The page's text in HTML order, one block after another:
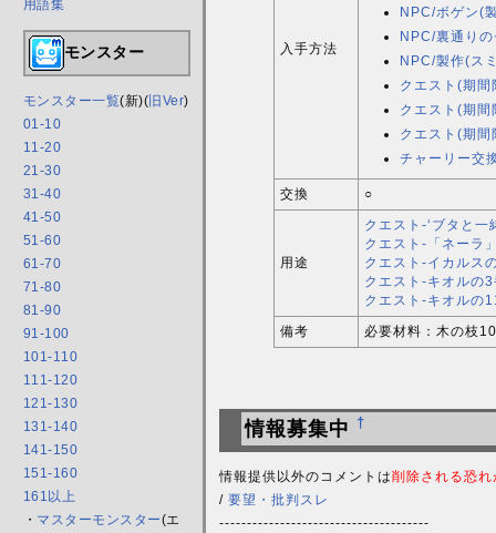
用語集
モンスター
モンスター一覧(新)( 旧Ver)
01-10
11-20
21-30
31-40
41-50
51-60
61-70
71-80
81-90
91-100
101-110
111-120
121-130
131-140
141-150
151-160
161以上
・ マスターモンスター(エ
入手方法
NPC/ボゲン(
NPC/裏通り
NPC/製作(ス
クエスト(期
クエスト(期
クエスト(期
チャーリー交
交換 ○
用途
クエスト-‘ブタと一
クエスト-「ネーラ
クエスト-イカルス
クエスト-キオルの
クエスト-キオルの
備考
必要材料：木の枝
情報募集中 †
情報提供以外のコメントは削除される恐
/ 要望・批判スレ
--------------------------------------